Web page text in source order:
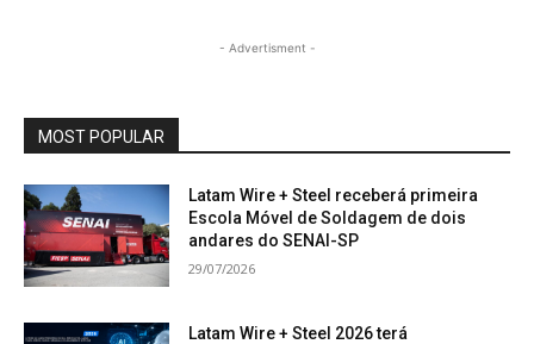
- Advertisment -
MOST POPULAR
Latam Wire + Steel receberá primeira
Escola Móvel de Soldagem de dois
andares do SENAI-SP
29/07/2026
Latam Wire + Steel 2026 terá